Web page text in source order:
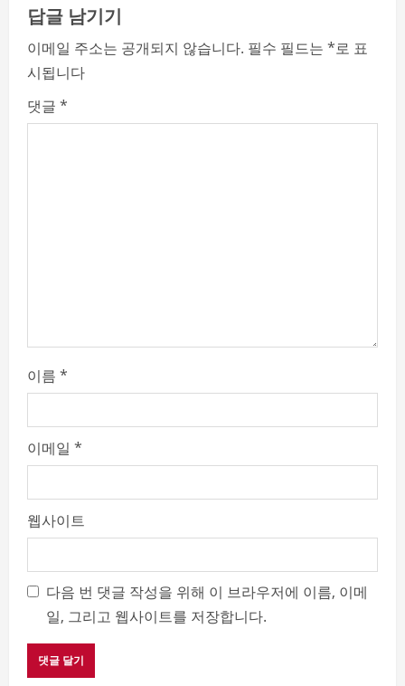
u
e
R
g
답글 남기기
이메일 주소는 공개되지 않습니다. 필수 필드는 *로 표
시됩니다
댓글 *
이름 *
이메일 *
웹사이트
다음 번 댓글 작성을 위해 이 브라우저에 이름, 이메
일, 그리고 웹사이트를 저장합니다.